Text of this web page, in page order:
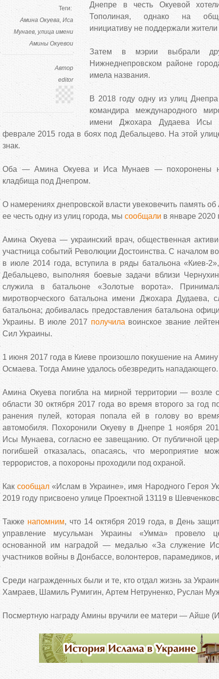
Теги:
Амина Окуева Иса
Мунаев улица имени
Амины Окуевои
Автор
editor
Днепре в честь Окуевой
Тополиная, однако на
инициативу не поддержали жители
Затем в мэрии выбрали
Нижнеднепровском районе
имела названия.
В 2018 году одну из улиц
командира международного
имени Джохара Дудаева Исы
феврале 2015 года в боях под Дебальцево. На этой
знак.
Оба — Амина Окуева и Иса Мунаев — похоронены на
кладбища под Днепром.
О намерениях днепровской власти увековечить память
ее честь одну из улиц города, мы сообщали в январе 2020
Амина Окуева — украинский врач, общественная
участница событий Революции Достоинства. С началом
в июле 2014 года, вступила в ряды батальона «Киев-
Дебальцево, выполняя боевые задачи вблизи
служила в батальоне «Золотые ворота».
миротворческого батальона имени Джохара Дудаева,
батальона; добивалась предоставления батальона
Украины. В июле 2017 получила воинское звание
Сил Украины.
1 июня 2017 года в Киеве произошло покушение на
Осмаева. Тогда Амине удалось обезвредить нападающего.
Амина Окуева погибла на мирной территории — возле
области 30 октября 2017 года во время второго за год
ранения пулей, которая попала ей в голову во
автомобиля. Похоронили Окуеву в Днепре 1 ноября
Исы Мунаева, согласно ее завещанию. От публичной
погибшей отказалась, опасаясь, что мероприятие
террористов, а похороны проходили под охраной.
Каксообщал «Ислам в Украине», имя Народного Героя
2019 году присвоено улице Проектной 13119 в
Также напомним, что 14 октября 2019 года, в День
управление мусульман Украины «Умма» провело
основанной им наградой — медалью «За служение
участников войны в Донбассе, волонтеров, парамедиков,
Среди награжденных были и те, кто отдал жизнь за
Хамраев, Шамиль Румигин, Артем Нетруненко, Руслан
Посмертную награду Амины вручили ее матери — Айше